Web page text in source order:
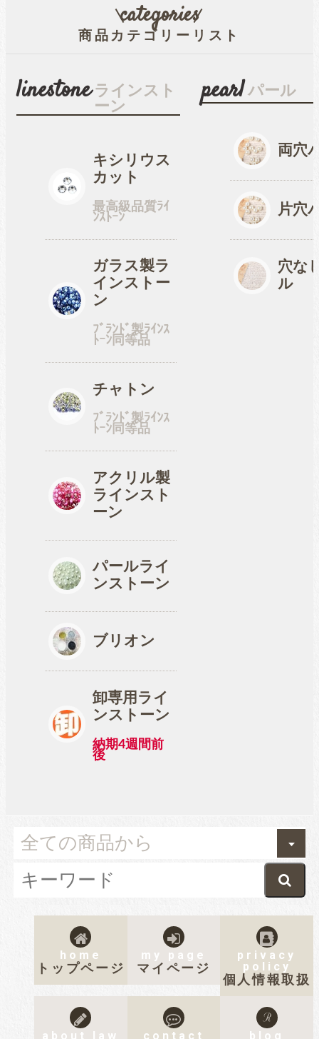
コットン風アクリルパー
ル
fave オタ活・推し活
缶バッジカバー
tools
工具
便利品
収納ケース
categories
商品カテゴリーリスト
linestone ラインスト
ーン
キシリウス
カット
最高級品質ﾗｲ
ﾝｽﾄｰﾝ
ガラス製ラ
インストー
ン
ﾌﾞﾗﾝﾄﾞ製ﾗｲﾝｽ
ﾄｰﾝ同等品
チャトン
ﾌﾞﾗﾝﾄﾞ製ﾗｲﾝｽ
ﾄｰﾝ同等品
アクリル製
ラインスト
ーン
パールライ
ンストーン
ブリオン
卸専用ライ
ンストーン
納期4週間前
後
pearl パール
両穴
片穴
穴な
ル
home
トップページ
my page
マイページ
privacy
policy
個人情報取扱
about law contact blog